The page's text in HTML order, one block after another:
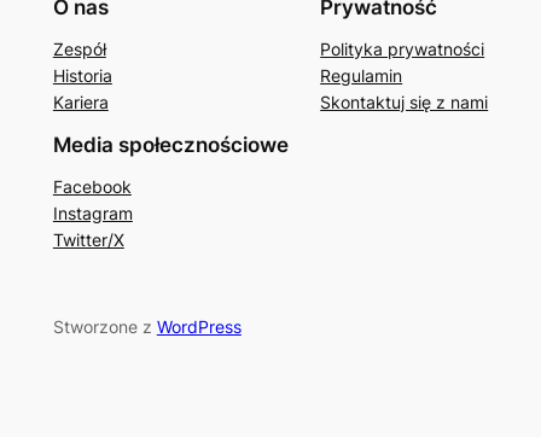
O nas
Zespół
Historia
Kariera
Prywatność
Polityka prywatności
Regulamin
Skontaktuj się z nami
Media społecznościowe
Facebook
Instagram
Twitter/X
Stworzone z WordPress